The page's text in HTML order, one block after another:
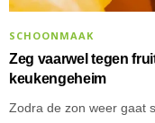
SCHOONMAAK
Zeg vaarwel tegen
keukengeheim
Zodra de zon weer gaat